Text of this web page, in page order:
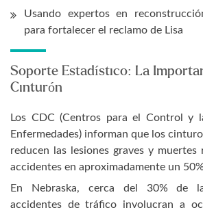
Usando expertos en
para fortalecer el reclamo de Lisa
Soporte Estadístico: La
Cinturón
Los CDC (Centros para el Control y
Enfermedades) informan que los
reducen las lesiones graves y muertes
accidentes en aproximadamente un
En Nebraska, cerca del 30% de
accidentes de tráfico involucran a